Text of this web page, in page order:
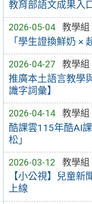
教育部語文成果入
2026-05-04 教學組
「學生證換鮮奶 ×
2026-04-27 教學組
推廣本土語言教學
識字詞彙】
2026-04-14 教學組
酷課雲115年酷AI
松」
2026-03-12 教學組
【小公視】兒童
上線